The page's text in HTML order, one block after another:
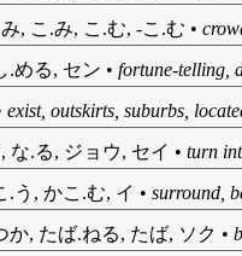
, こ.み, こ.む, -こ.む •
.める, セン • fortune-telling,
exist, outskirts, suburbs,
な.る, ジョウ, セイ • turn
.う, かこ.む, イ • surround,
か, たば.ねる, たば, ソク •